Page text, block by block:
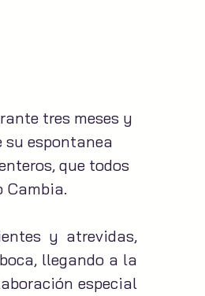
tres meses y
su espontanea
que todos
Cambia.
y atrevidas,
llegando a la
especial